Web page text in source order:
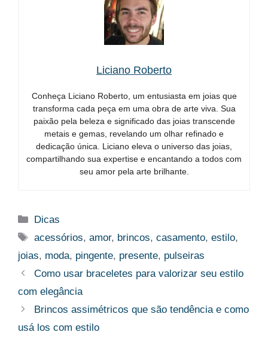
Liciano Roberto
Conheça Liciano Roberto, um entusiasta em joias que
transforma cada peça em uma obra de arte viva. Sua
paixão pela beleza e significado das joias transcende
metais e gemas, revelando um olhar refinado e
dedicação única. Liciano eleva o universo das joias,
compartilhando sua expertise e encantando a todos com
seu amor pela arte brilhante.
Categorias
Dicas
Tags
acessórios,amor, brincos,casamento,estilo,
joias, moda, pingente, presente, pulseiras
Como usar braceletes para valorizar seu estilo
com elegância
Brincos assimétricos que são tendência e como
usá los com estilo